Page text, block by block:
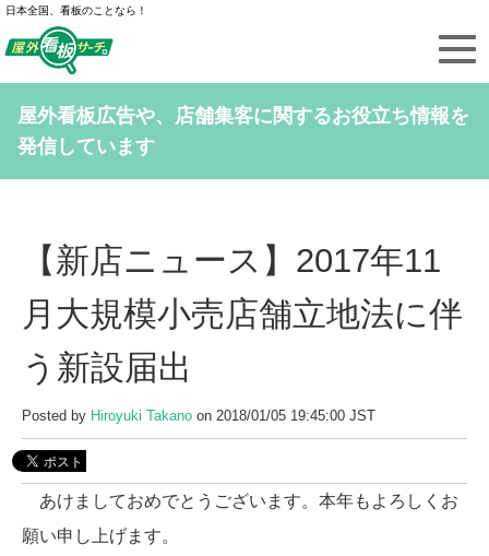
日本全国、看板のことなら！
屋外看板広告や、店舗集客に関するお役立ち情報を
発信しています
【新店ニュース】2017年11
月大規模小売店舗立地法に伴
う新設届出
Posted by Hiroyuki Takano on 2018/01/05 19:45:00 JST
あけましておめでとうございます。本年もよろしくお
願い申し上げます。